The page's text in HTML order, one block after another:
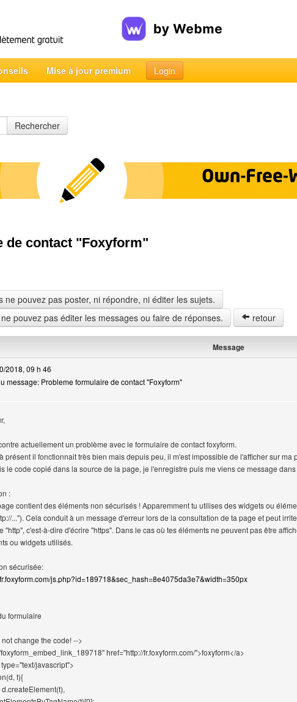
Mise à jour premium Login
Rechercher
de contact "Foxyform"
ne pouvez pas poster, ni répondre, ni éditer les sujets.
pouvez pas éditer les messages ou faire de réponses.
retour
Message
2018, 09 h 46
message: Probleme formulaire de contact "Foxyform"
actuellement un problème avec le formulaire de contact foxyform.
présent il fonctionnait très bien mais depuis peu, il m'est impossible de l'afficher sur ma
le code copié dans la source de la page, je l'enregistre puis me viens ce message
:
contient des éléments non sécurisés ! Apparemment tu utilises des widgets ou
..."). Cela conduit à un message d'erreur lors de la consultation de ta page et peut
"http", c'est-à-dire d'écrire "https". Dans le cas où tes éléments ne peuvent pas être
ou widgets utilisés.
sécurisée:
js.php?id=189718&sec_hash=8e4075da3e7&width=350px
formulaire
not change the code! -->
href="http://fr.foxyform.com/">foxyform</a>
javascript">
t){